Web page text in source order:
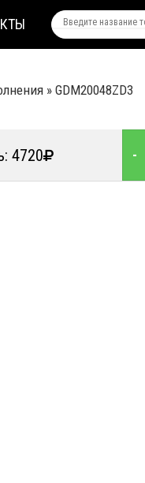
» GDM20048ZD3
4720 -